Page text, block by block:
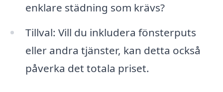
enklare städning som krävs?
Tillval: Vill du inkludera fönsterputs
eller andra tjänster, kan detta också
påverka det totala priset.